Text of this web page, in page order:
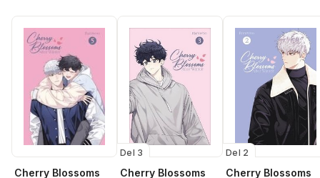
Cherry Blossoms
Del 3
Cherry Blossoms
Del 2
Cherry Blossoms